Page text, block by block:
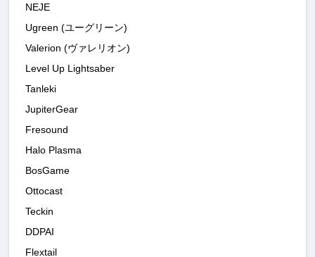
NEJE
Ugreen (ユーグリーン)
Valerion (ヴァレリオン)
Level Up Lightsaber
Tanleki
JupiterGear
Fresound
Halo Plasma
BosGame
Ottocast
Teckin
DDPAI
Flextail